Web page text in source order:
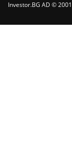
Investor.BG AD ©